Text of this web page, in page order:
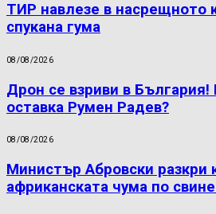
ТИР навлезе в насрещното
спукана гума
08/08/2026
Дрон се взриви в
оставка Румен Радев?
08/08/2026
Министър Абровски разкри
африканската чума по